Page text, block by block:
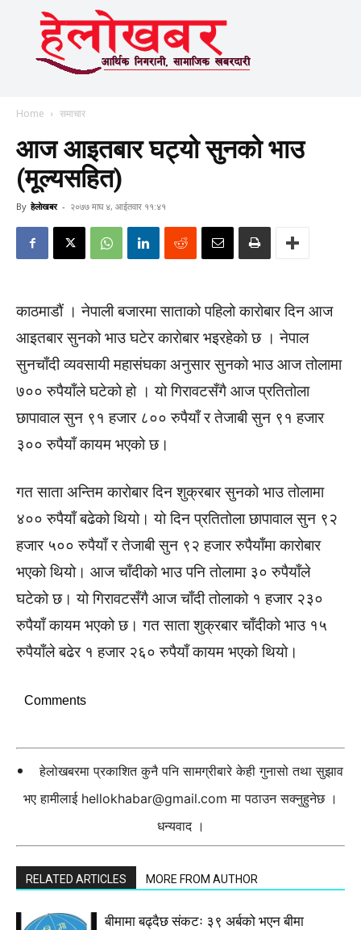
Home समाचार
आज आइतबार घट्यो सुनको भाउ
(मूल्यसहित)
By हेलाेखबर - २०७७ माघ ४, आईतवार ११:४१
काठमाडौं । नेपाली बजारमा साताको पहिलो कारोबार दिन आज
आइतबार सुनको भाउ घटेर काराेबार भइरहेकाे छ । नेपाल
सुनचाँदी व्यवसायी महासंघका अनुसार सुनको भाउ आज तोलामा
७०० रुपैयाँले घटेको हो । यो गिरावटसँगै आज प्रतितोला
छापावाल सुन ९१ हजार ८०० रुपैयाँ र तेजाबी सुन ९१ हजार
३०० रुपैयाँ कायम भएको छ।
गत साता अन्तिम कारोबार दिन शुक्रबार सुनको भाउ तोलामा
४०० रुपैयाँ बढेको थियो। यो दिन प्रतितोला छापावाल सुन ९२
हजार ५०० रुपैयाँ र तेजाबी सुन ९२ हजार रुपैयाँमा कारोबार
भएको थियो। आज चाँदीको भाउ पनि तोलामा ३० रुपैयाँले
घटेको छ। यो गिरावटसँगै आज चाँदी तोलाको १ हजार २३०
रुपैयाँ कायम भएको छ। गत साता शुक्रबार चाँदीको भाउ १५
रुपैयाँले बढेर १ हजार २६० रुपैयाँ कायम भएको थियो।
Comments
हेलोखबरमा प्रकाशित कुनै पनि सामग्रीबारे केही गुनासो तथा सुझाव
भए हामीलाई hellokhabar@gmail.com मा पठाउन सक्नुहुनेछ ।
धन्यवाद ।
RELATED ARTICLES MORE FROM AUTHOR
बीमामा बढ्दैछ संकटः ३९ अर्बको भएन बीमा